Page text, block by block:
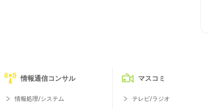
情報通信コンサル
情報処理/システム
マスコミ
テレビ/ラジオ